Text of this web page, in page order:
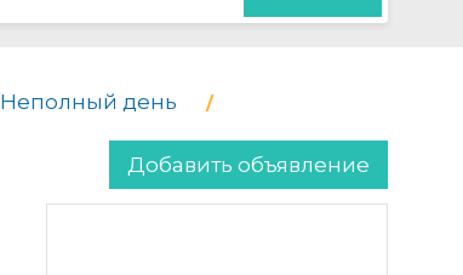
Неполный день
Добавить объявление